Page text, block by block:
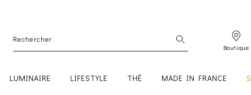
Boutique
LUMINAIRE LIFESTYLE THÉ MADE IN FRANCE